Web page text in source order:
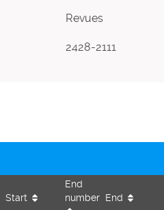
Revues
2428-2111
Start
End
number End